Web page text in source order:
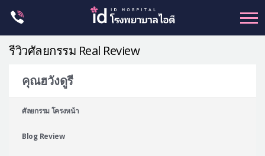
ศัลยกรรม โครงหน้า
รีวิวศัลยกรรม Real Review
คุณฮวังดูรี
ศัลยกรรม โครงหน้า
Blog Review